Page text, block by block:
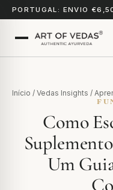
PORTUGAL: ENVIO
Início / Vedas Insights /
Como
Um